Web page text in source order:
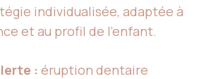
individualisée, adaptée à
et au profil de l’enfant.
: éruption dentaire